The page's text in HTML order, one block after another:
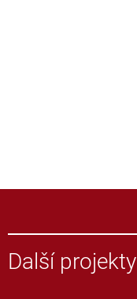
Další projekty